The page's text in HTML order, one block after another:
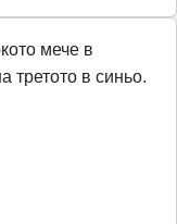
мече в
третото в синьо.